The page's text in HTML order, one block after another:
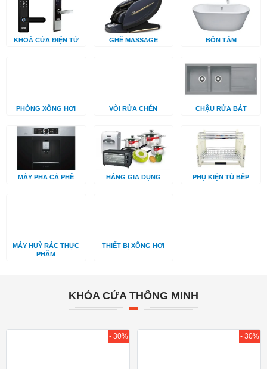
KHOÁ CỬA ĐIỆN TỬ GHẾ MASSAGE BỒN TẮM
PHÒNG XÔNG HƠI VÒI RỬA CHÉN CHẬU RỬA BÁT
MÁY PHA CÀ PHÊ HÀNG GIA DỤNG PHỤ KIỆN TỦ BẾP
MÁY HUỲ RÁC THỰC
PHẨM
THIẾT BỊ XÔNG HƠI
KHÓA CỬA THÔNG MINH
- 30% - 30%